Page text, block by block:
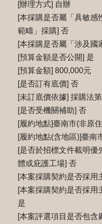
[辦理方式] 自辦
[本採購是否屬「具敏感
範疇」採購] 否
[本採購是否屬「涉及國
[預算金額是否公開] 是
[預算金額] 800,000元
[是否訂有底價] 否
[未訂底價依據] 採購法
[是否受機關補助] 否
[履約地點]臺南市(非原
[履約地點(含地區)]臺南
[是否於招標文件載明優
體或庇護工場] 否
[本案採購契約是否採用
[本案採購契約是否採用
是
[本案評選項目是否包含